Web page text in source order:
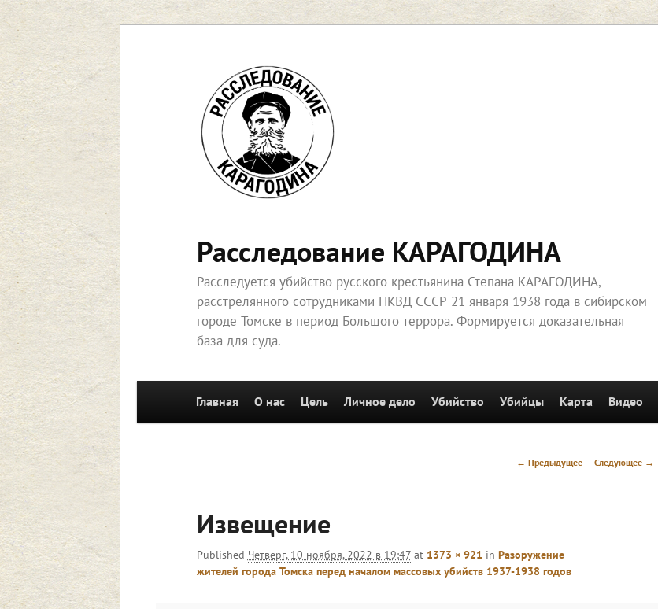
Перейти
к
основному
содержимому
Расследование КАРАГОДИНА
Расследуется убийство русского крестьянина Степана КАРАГОДИНА,
расстрелянного сотрудниками НКВД СССР 21 января 1938 года в сибирском
городе Томске в период Большого террора. Формируется доказательная
база для суда.
Перейти к основному содержимому
Главная О нас Цель Личное дело Убийство Убийцы Карта Видео
Навигация
← Предыдущее Следующее →
Извещение
Published Четверг, 10 ноября, 2022 в 19:47at 1373 × 921 in Разоружение
жителей города Томска перед началом массовых убийств 1937-1938 годов